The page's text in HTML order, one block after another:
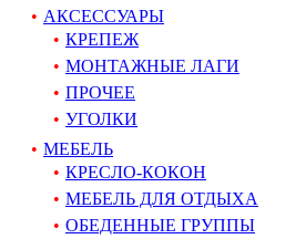
АКСЕССУАРЫ
КРЕПЕЖ
МОНТАЖНЫЕ ЛАГИ
ПРОЧЕЕ
УГОЛКИ
МЕБЕЛЬ
КРЕСЛО-КОКОН
МЕБЕЛЬ ДЛЯ ОТДЫХА
ОБЕДЕННЫЕ ГРУППЫ